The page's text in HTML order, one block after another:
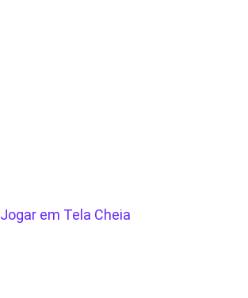
Jogar em Tela Cheia